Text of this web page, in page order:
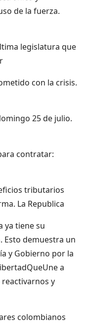
de la fuerza.
legislatura que
con la crisis.
25 de julio.
contratar:
tributarios
La Republica
ya tiene su
Esto demuestra un
y Gobierno por la
a
y
colombianos